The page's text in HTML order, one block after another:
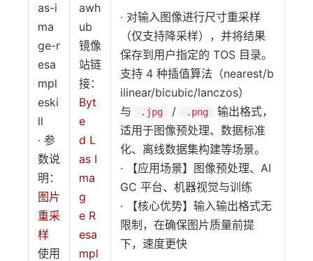
as-i
ma
ge-r
esa
mpl
eski
ll
· 参
数说
明：
图片
重采
样
使用
awh
ub
镜像
站链
接：
Byt
e
d L
as I
ma
g
e R
esa
mpl
· 对输入图像进行尺寸重采样
（仅支持降采样），并将结果
保存到用户指定的 TOS 目录。
支持 4 种插值算法（nearest/b
ilinear/bicubic/lanczos）
与
.jpg / .png
输出格式，
适用于图像预处理、数据标准
化、离线数据集构建等场景。
· 【应用场景】图像预处理、AI
GC 平台、机器视觉与训练
· 【核心优势】输入输出格式无
限制，在确保图片质量前提
下，速度更快